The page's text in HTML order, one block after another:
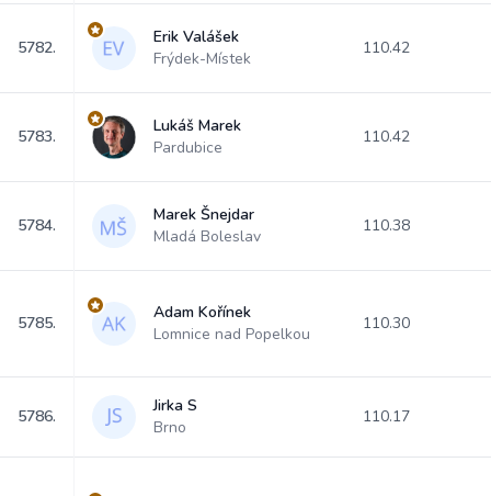
5782.
Erik Valášek
Frýdek-Místek
110.42
5783.
Lukáš Marek
Pardubice
110.42
5784.
Marek Šnejdar
Mladá Boleslav
110.38
5785.
Adam Kořínek
Lomnice nad Popelkou
110.30
5786.
Jirka S
Brno
110.17